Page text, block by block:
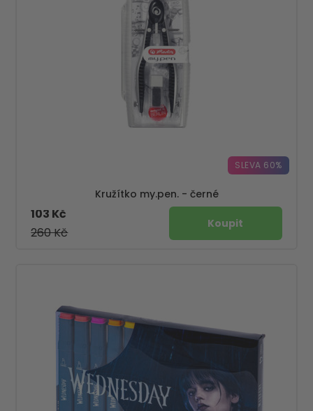
SLEVA 60%
Kružítko my.pen. - černé
260 Kč
103 Kč